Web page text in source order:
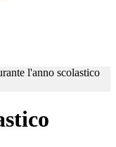
l'anno scolastico